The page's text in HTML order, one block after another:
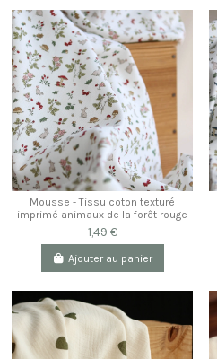
Mousse - Tissu coton texturé
imprimé animaux de la forêt rouge
1,49 €
Ajouter au panier